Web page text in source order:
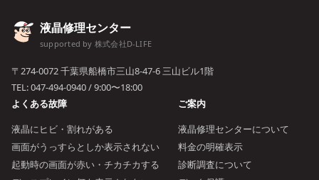
液晶修理センター
supported by 株式会社D-LIFE
〒274-0072 千葉県船橋市三山8-47-6 三山ビル1階
TEL:047-494-0940/ 9:00〜18:00
よくある故障
液晶にヒビ・割れがある
画面がうっすらとしか表示されない
起動時の画面が赤い・チカチカする
ご案内
液晶修理センターについて
料金の明確表示
診断調査について